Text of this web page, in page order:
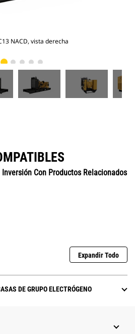
NACD, vista derecha
Con Productos Relacionados
Expandir Todo
DE GRUPO ELECTRÓGENO